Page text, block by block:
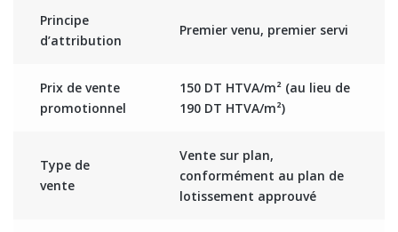
Principe
d’attribution
Premier venu, premier servi
Prix de vente
promotionnel
150 DT HTVA/m² (au lieu de
190 DT HTVA/m²)
Type de
vente
Vente sur plan,
conformément au plan de
lotissement approuvé